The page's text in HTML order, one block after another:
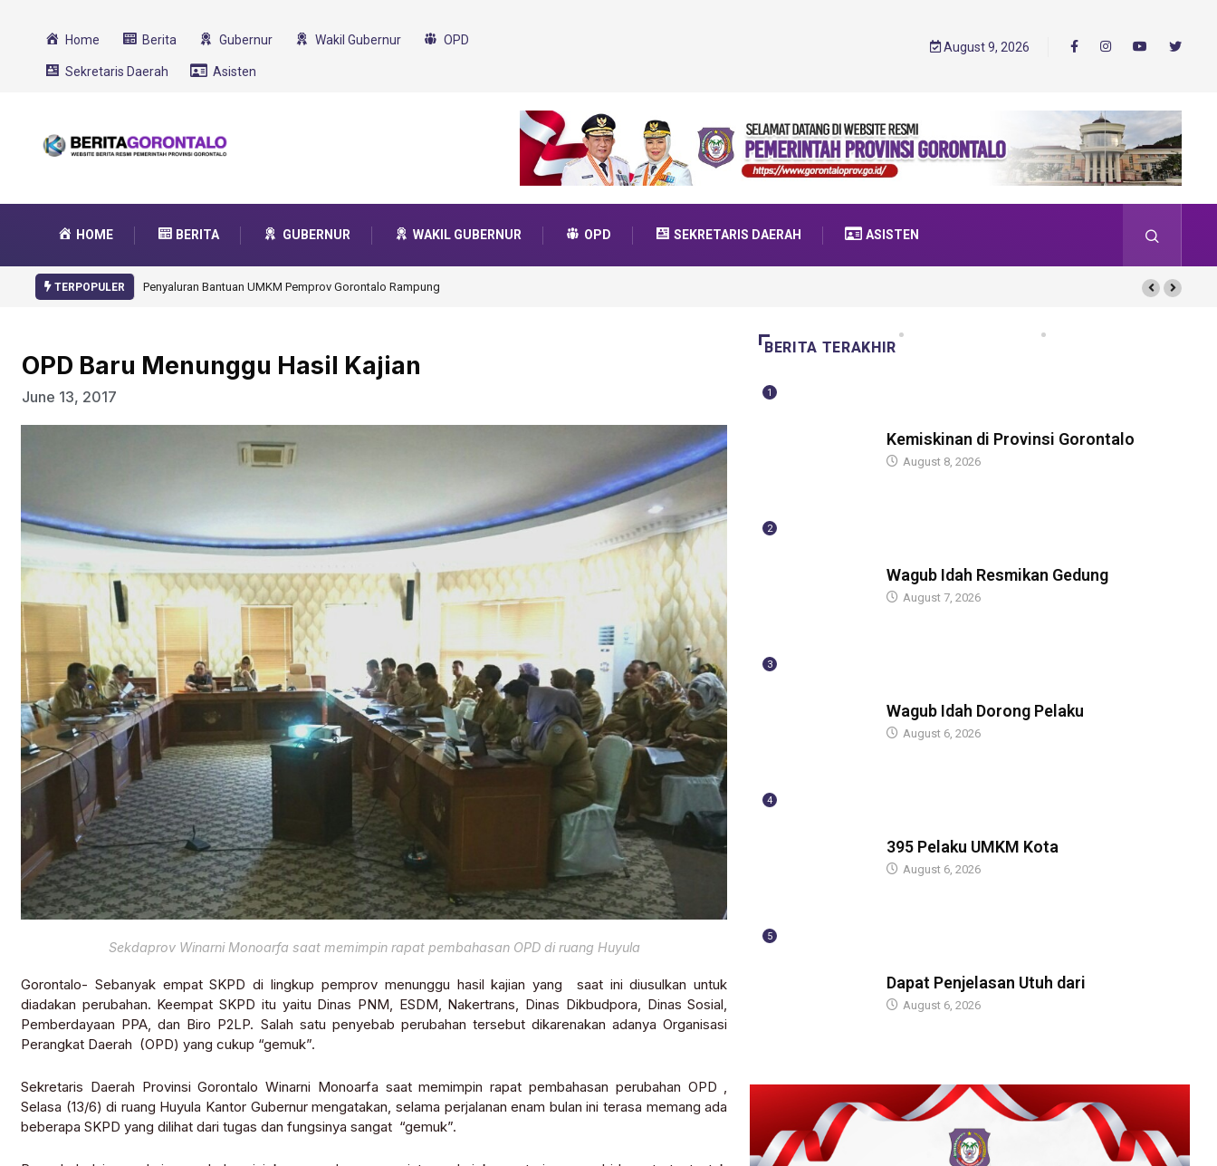
Home Berita Gubernur Wakil Gubernur OPD
Sekretaris Daerah Asisten
August 9, 2026
HOME BERITA GUBERNUR WAKIL GUBERNUR OPD SEKRETARIS DAERAH ASISTEN
TERPOPULER Gorontalo Ikut Dukung Program SMA Unggul Garuda Transformasi 2025
OPD Baru Menunggu Hasil Kajian
June 13, 2017
Sekdaprov Winarni Monoarfa saat memimpin rapat pembahasan OPD di ruang Huyula
Gorontalo- Sebanyak empat SKPD di lingkup pemprov menunggu hasil kajian yang saat ini diusulkan untuk
diadakan perubahan. Keempat SKPD itu yaitu Dinas PNM, ESDM, Nakertrans, Dinas Dikbudpora, Dinas Sosial,
Pemberdayaan PPA, dan Biro P2LP. Salah satu penyebab perubahan tersebut dikarenakan adanya Organisasi
Perangkat Daerah (OPD) yang cukup “gemuk”.
Sekretaris Daerah Provinsi Gorontalo Winarni Monoarfa saat memimpin rapat pembahasan perubahan OPD ,
Selasa (13/6) di ruang Huyula Kantor Gubernur mengatakan, selama perjalanan enam bulan ini terasa memang ada
beberapa SKPD yang dilihat dari tugas dan fungsinya sangat “gemuk”.
BERITA TERAKHIR
1
Kemiskinan di Provinsi Gorontalo
August 8, 2026
2
Wagub Idah Resmikan Gedung
August 7, 2026
3
Wagub Idah Dorong Pelaku
August 6, 2026
4
395 Pelaku UMKM Kota
August 6, 2026
5
Dapat Penjelasan Utuh dari
August 6, 2026